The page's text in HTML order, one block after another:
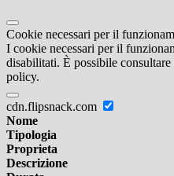
Cookie necessari per il
I cookie necessari per il
disabilitati. È possibile
policy.
cdn.flipsnack.com
Nome
Tipologia
Proprieta
Descrizione